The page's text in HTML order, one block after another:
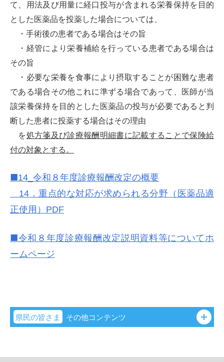
て、用法及び用量に経口投与が含まれる栄養保持を目的
とした医薬品を投薬した場合については、
・手術後の患者である場合はその旨
・経管により栄養補給を行っている患者である場合は
その旨
・必要な栄養を食事により摂取することが困難な患者
である場合その他これに準ずる場合であって、医師が当
該栄養保持を目的とした医薬品の投与が必要であると判
断した患者に投薬する場合はその理由
を処方箋及び診療報酬明細書に記載することで保険給
付の対象とする。
■14_ 令和８年度診療報酬改定の概要
14．重点的な対応が求められる分野（医薬品適
正使用）PDF
■令和８年度診療報酬改定説明資料等についてホ
ームページ
県民の皆さま その他コンテンツ